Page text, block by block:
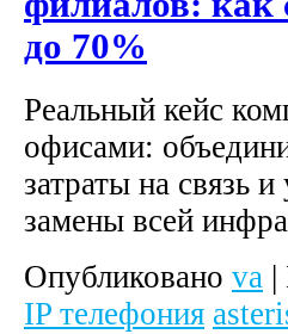
до 70%
Реальный кейс
офисами:
затраты на связь
замены всей
Опубликовано va |
IP телефония